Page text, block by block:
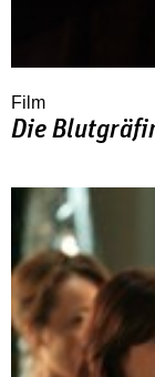
Film
Die